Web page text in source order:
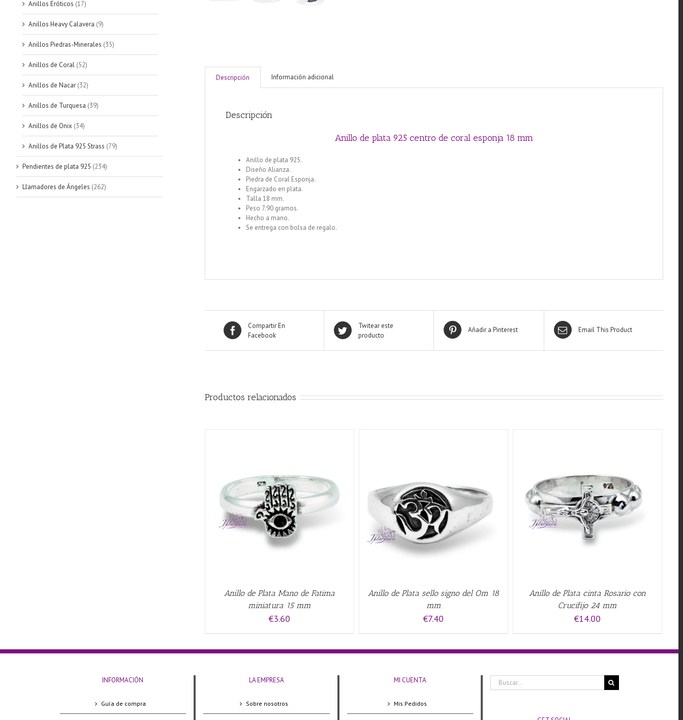
Descripción Información adicional
Descripción
Anillo de plata 925 centro de coral esponja 18 mm
Anillo de plata 925.
Diseño Alianza.
Piedra de Coral Esponja.
Engarzado en plata.
Talla 18 mm.
Peso 7.90 gramos.
Hecho a mano.
Se entrega con bolsa de regalo.
Compartir En
Facebook
Twitear este
producto
Añadir a Pinterest Email This Product
Productos relacionados
Anillo de Plata Mano de Fatima
miniatura 15 mm
€3.60
QUICK VIEW
Anillo de Plata sello signo del Om 18
mm
€7.40
AÑADIR AL CARRITO / QUICK VIEW
Anillo de Plata cinta Rosario con
Crucifijo 24 mm
€14.00
Anillos Eróticos (17)
Anillos Heavy Calavera (9)
Anillos Piedras-Minerales (35)
Anillos de Coral (52)
Anillos de Nacar (32)
Anillos de Turquesa (39)
Anillos de Onix (34)
Anillos de Plata 925 Strass (79)
Pendientes de plata 925 (234)
Llamadores de Ángeles (262)
INFORMACIÓN
Guía de compra
LA EMPRESA
Sobre nosotros
MI CUENTA
Mis Pedidos
Buscar: